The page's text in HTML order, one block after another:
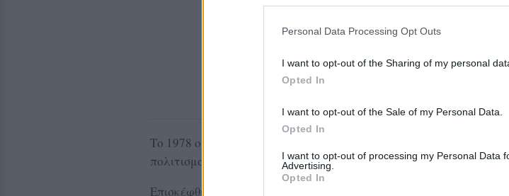
Personal Data Processing Opt Outs
I want to opt-out of the Sharing of my personal
Opted In
I want to opt-out of the Sale of my Personal Data.
Opted In
I want to opt-out of processing my Personal Data
Advertising.
Opted In
Το 1978 ο τότε Δήμαρχος
πολιτισμού
Δημήτρη Νιάνια, ζητώντας να επικαιροποιηθεί η
Επισκέφθηκα αρχές του 1984 την υπουργό Πολιτισμού